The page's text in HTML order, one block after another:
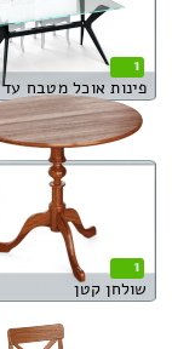
1
פינות אוכל מטבח עד 4 סועדים
1
שולחן קטן